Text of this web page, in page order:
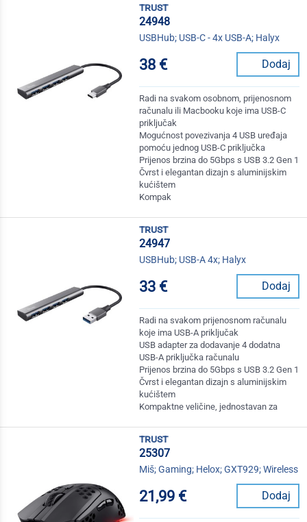
trust
24948
USBHub; USB-C - 4x USB-A; Halyx
38 € Dodaj
Radi na svakom osobnom, prijenosnom
računalu ili Macbooku koje ima USB-C
priključak
Mogućnost povezivanja 4 USB uređaja
pomoću jednog USB-C priključka
Prijenos brzina do 5Gbps s USB 3.2 Gen 1
Čvrst i elegantan dizajn s aluminijskim
kućištem
Kompak
trust
24947
USBHub; USB-A 4x; Halyx
33 € Dodaj
Radi na svakom prijenosnom računalu
koje ima USB-A priključak
USB adapter za dodavanje 4 dodatna
USB-A priključka računalu
Prijenos brzina do 5Gbps s USB 3.2 Gen 1
Čvrst i elegantan dizajn s aluminijskim
kućištem
Kompaktne veličine, jednostavan za
trust
25307
Miš; Gaming; Helox; GXT929; Wireless
21,99 € Dodaj